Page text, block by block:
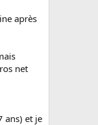
après
net
ans) et je